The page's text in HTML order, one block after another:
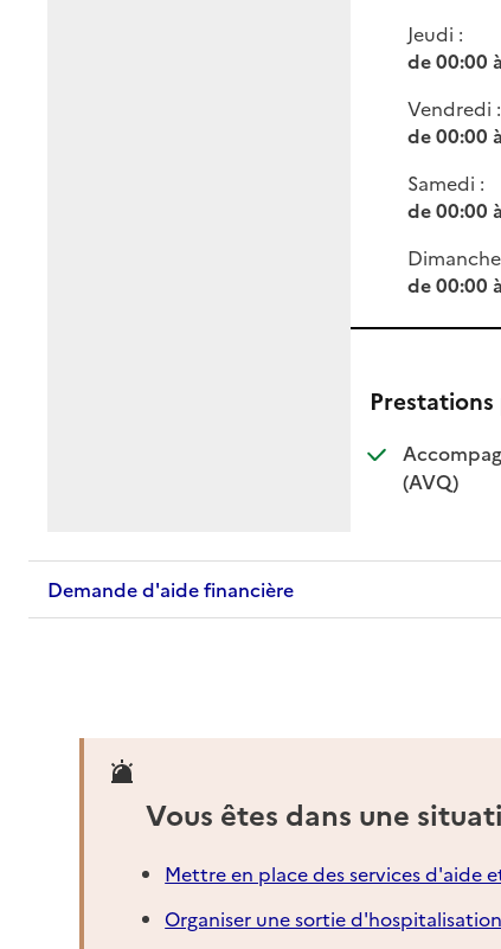
Jeudi :
de 00:00
Vendredi :
de 00:00
Samedi :
de 00:00
de 00:00
(AVQ)
:
: non
Demande d'aide financière
Vous êtes dans une
Mettre en place des services d'aide
Organiser une sortie d'hospitalisation